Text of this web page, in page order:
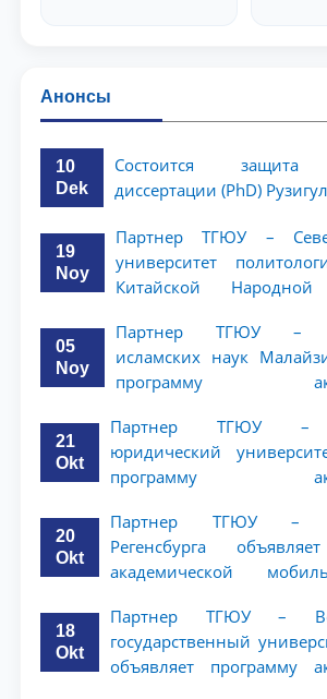
Анонсы
10
Dek
Состоится защита
диссертации (PhD)
19
Noy
Партнер ТГЮУ –
университет
Китайской Народной
академической
студентов 2–3 курсов
05
Noy
Партнер ТГЮУ –
исламских наук
программу
ТГЮУ
21
Okt
Партнер ТГЮУ –
юридический
программу
20
Okt
Партнер ТГЮУ –
Регенсбурга
академической
18
Okt
Партнер ТГЮУ –
государственный
объявляет программу